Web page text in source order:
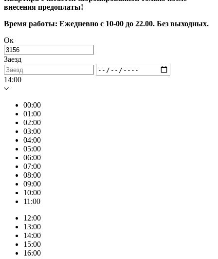
внесения предоплаты!
Время работы: Ежедневно с 10-00 до 22.00. Без выходных.
Ок
Заезд
14:00
00:00
01:00
02:00
03:00
04:00
05:00
06:00
07:00
08:00
09:00
10:00
11:00
12:00
13:00
14:00
15:00
16:00